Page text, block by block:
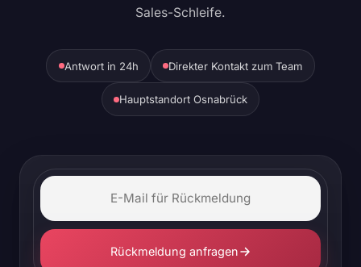
Sales-Schleife.
Antwort in 24h Direkter Kontakt zum Team
Hauptstandort Osnabrück
Rückmeldung anfragen